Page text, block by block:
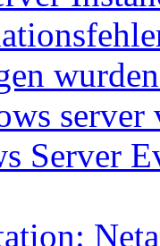
server
Server